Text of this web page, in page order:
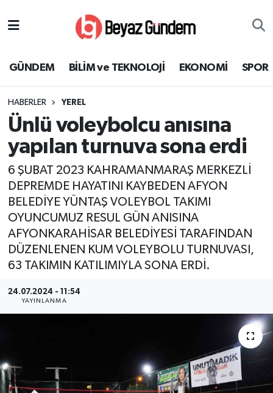
GÜNDEM BİLİM ve TEKNOLOJİ EKONOMİ SPOR
HABERLER YEREL
Ünlü voleybolcu anısına
yapılan turnuva sona erdi
6 ŞUBAT 2023 KAHRAMANMARAŞ MERKEZLİ
DEPREMDE HAYATINI KAYBEDEN AFYON
BELEDİYE YÜNTAŞ VOLEYBOL TAKIMI
OYUNCUMUZ RESUL GÜN ANISINA
AFYONKARAHİSAR BELEDİYESİ TARAFINDAN
DÜZENLENEN KUM VOLEYBOLU TURNUVASI,
63 TAKIMIN KATILIMIYLA SONA ERDİ.
24.07.2024 - 11:54
YAYINLANMA
EKONOMİ
SPOR
SAĞLIK
EĞİTİM
KÜLTÜR SANAT
MAGAZİN
YEREL
Süper Lig Puan Durumu ve Fikstür
Tüm Manşetler
Son Dakika Haberleri
Haber Arşivi